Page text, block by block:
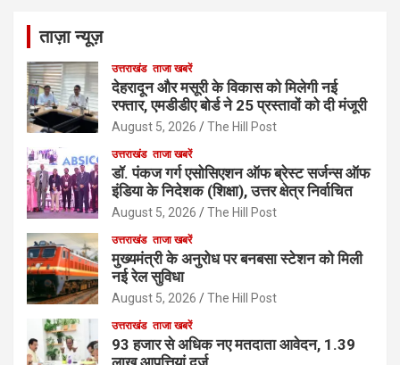
ताज़ा न्यूज़
उत्तराखंड ताजा खबरें
देहरादून और मसूरी के विकास को मिलेगी नई
रफ्तार, एमडीडीए बोर्ड ने 25 प्रस्तावों को दी मंजूरी
August 5, 2026 The Hill Post
उत्तराखंड ताजा खबरें
डॉ. पंकज गर्ग एसोसिएशन ऑफ ब्रेस्ट सर्जन्स ऑफ
इंडिया के निदेशक (शिक्षा), उत्तर क्षेत्र निर्वाचित
August 5, 2026 The Hill Post
उत्तराखंड ताजा खबरें
मुख्यमंत्री के अनुरोध पर बनबसा स्टेशन को मिली
नई रेल सुविधा
August 5, 2026 The Hill Post
उत्तराखंड ताजा खबरें
93 हजार से अधिक नए मतदाता आवेदन, 1.39